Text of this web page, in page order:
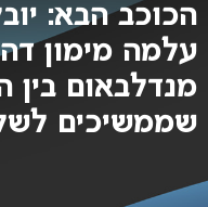
הכוכב הבא:
עלמה מימון דה
מנדלבאום בין
שממשיכים